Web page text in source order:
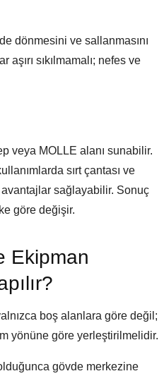
dönmesini ve sallanmasını
aşırı sıkılmamalı; nefes ve
veya MOLLE alanı sunabilir.
sırt çantası ve
avantajlar sağlayabilir. Sonuç
göre değişir.
Ekipman
boş alanlara göre değil;
yönüne göre yerleştirilmelidir.
gövde merkezine